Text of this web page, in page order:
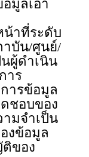
มูลเอา
ระดับ
าบัน/ศูนย์/
ผู้ดำเนิน
าร
ารข้อมูล
ชอบของ
มจำเป็น
งข้อมูล
ของ